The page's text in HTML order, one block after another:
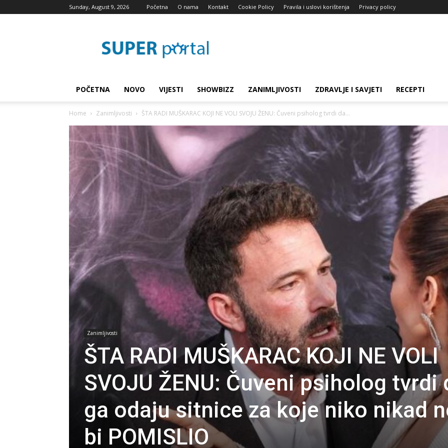
Sunday, August 9, 2026 Početna O nama Kontakt Cookie Policy Pravila i uslovi korištenja Privacy policy
blog
POČETNA NOVO VIJESTI SHOWBIZZ ZANIMLJIVOSTI ZDRAVLJE I SAVJETI RECEPTI
Home Zanimljivosti ŠTA RADI MUŠKARAC KOJI NE VOLI SVOJU ŽENU: Čuveni psiholog tvrdi da...
Zanimljivosti
ŠTA RADI MUŠKARAC KOJI NE VOLI
SVOJU ŽENU: Čuveni psiholog tvrdi
ga odaju sitnice za koje niko nikad
bi POMISLIO